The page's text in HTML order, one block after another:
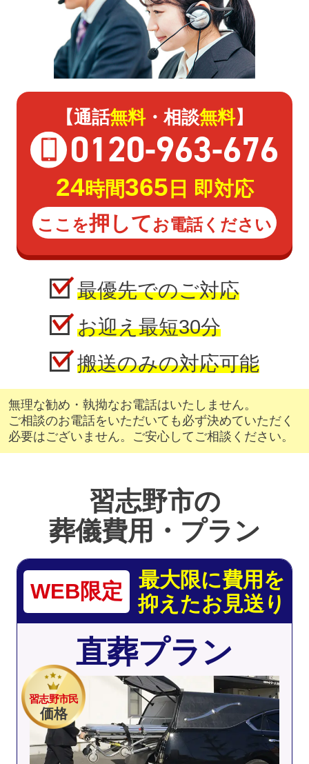
【通話無料・相談無料】
0120-963-676
24時間365 日 即対応
ここを押してお電話ください
最優先でのご対応
お迎え最短30分
搬送のみの対応可能
無理な勧め・執拗なお電話はいたしません。
ご相談のお電話をいただいても必ず決めていただく
必要はございません。ご安心してご相談ください。
習志野市の
葬儀費用・プラン
習志野市民
価格
WEB限定
最大限に費用を
抑えたお見送り
直葬プラン